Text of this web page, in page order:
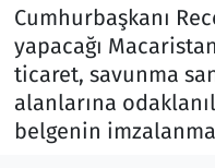
Cumhurbaşkanı
yapacağı
ticaret, savunma
alanlarına
belgenin
Lezzet Durağı
Memur ve Kamu
Otomobil